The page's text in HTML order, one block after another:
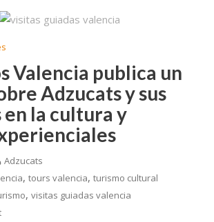
l p
ti
r
Valencia publica un
Adzucats y sus
la cultura y
Adzucats
, tours valencia, turismo cultural
, visitas guiadas valencia